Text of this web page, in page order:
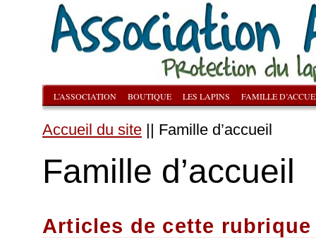
L’ASSOCIATION BOUTIQUE LES LAPINS FAMILLE
Accueil du site || Famille d’accueil
Famille d’accueil
Articles de cette rubrique